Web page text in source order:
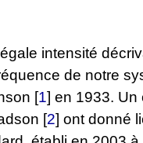
intensité
de notre
[1] en 1933. Un
[2] ont donné